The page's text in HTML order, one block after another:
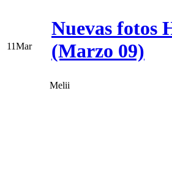
11Mar
Nuevas fotos
(Marzo 09)
Melii